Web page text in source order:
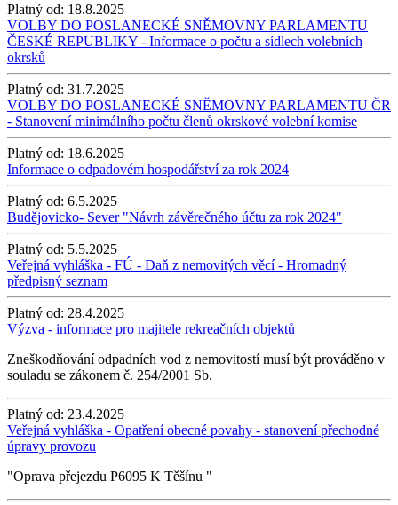
Platný od: 18.8.2025
VOLBY DO POSLANECKÉ SNĚMOVNY PARLAMENTU
ČESKÉ REPUBLIKY - Informace o počtu a sídlech volebních
okrsků
Platný od: 31.7.2025
VOLBY DO POSLANECKÉ SNĚMOVNY PARLAMENTU ČR
- Stanovení minimálního počtu členů okrskové volební komise
Platný od: 18.6.2025
Informace o odpadovém hospodářství za rok 2024
Platný od: 6.5.2025
Budějovicko- Sever "Návrh závěrečného účtu za rok 2024"
Platný od: 5.5.2025
Veřejná vyhláška - FÚ - Daň z nemovitých věcí - Hromadný
předpisný seznam
Platný od: 28.4.2025
Výzva - informace pro majitele rekreačních objektů
Zneškodňování odpadních vod z nemovitostí musí být prováděno v
souladu se zákonem č. 254/2001 Sb.
Platný od: 23.4.2025
Veřejná vyhláška - Opatření obecné povahy - stanovení přechodné
úpravy provozu
"Oprava přejezdu P6095 K Těšínu "